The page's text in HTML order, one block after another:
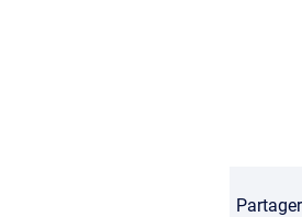
Partager